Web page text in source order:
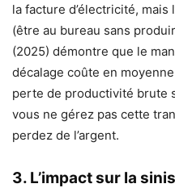
la facture d’électricité,
(être au bureau sans
(2025) démontre que le
décalage coûte en
perte de productivité brute
vous ne gérez pas cette
perdez de l’argent.
3. L’impact sur la